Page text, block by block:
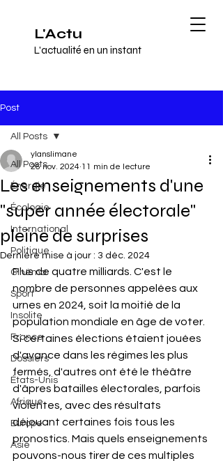
L'Actu
L'actualité en un instant
Post
All Posts
Énergie
Écologie
International
Politique
Cinéma
Sport
Insolite
France
Dossiers
États-Unis
Afrique
Europe
Asie
All Posts
Les enseignements d'une
"super année électorale"
pleine de surprises
ylanslimane
26 nov. 2024 11 min de lecture
Dernière mise à jour : 3 déc. 2024
Plus de quatre milliards. C'est le
nombre de personnes appelées aux
urnes en 2024, soit la moitié de la
population mondiale en âge de voter.
Si certaines élections étaient jouées
d'avance dans les régimes les plus
fermés, d'autres ont été le théâtre
d'âpres batailles électorales, parfois
violentes, avec des résultats
déjouant certaines fois tous les
pronostics. Mais quels enseignements
pouvons-nous tirer de ces multiples